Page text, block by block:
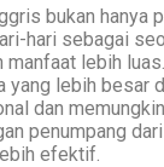
bukan hanya
hari sebagai
lebih
yang lebih besar
dan
penumpang
efektif.